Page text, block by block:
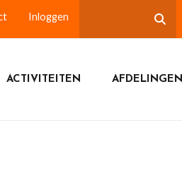
Inloggen
ACTIVITEITEN AFDELINGEN